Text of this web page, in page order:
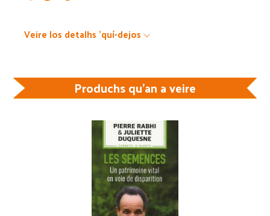
Veire los detalhs 'quí-dejos
Produchs qu'an a veire